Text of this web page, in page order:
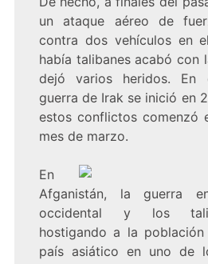
un ataque aéreo de
contra dos vehículos en
había talibanes acabó con
dejó varios heridos. En
guerra de Irak se inició en
estos conflictos comenzó
mes de marzo.
En
Afganistán, la guerra
occidental y los
hostigando a la
país asiático en uno de